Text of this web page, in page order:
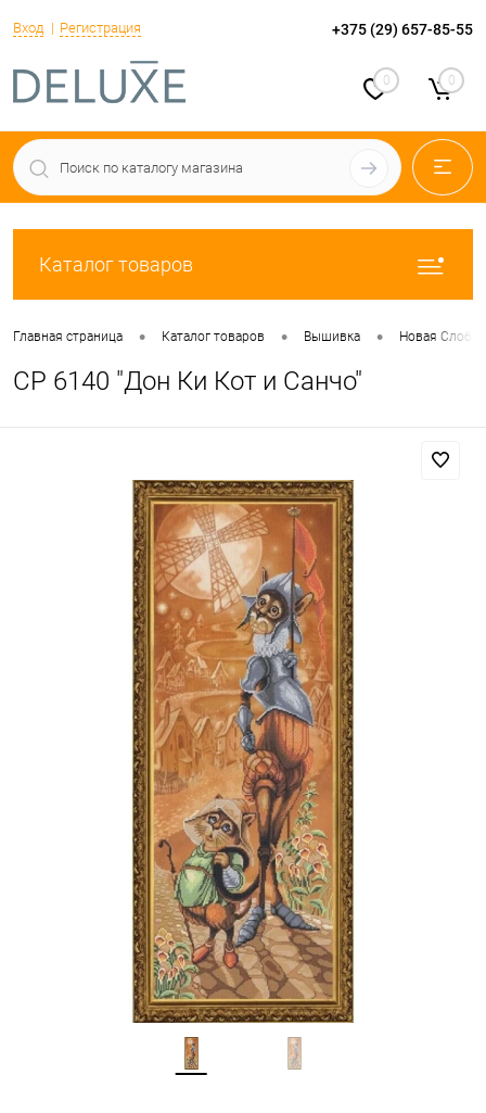
Вход Регистрация +375 (29) 657-85-55
0 0
Каталог товаров
Главная страница • Каталог товаров • Вышивка • Новая
СР 6140 "Дон Ки Кот и Санчо"